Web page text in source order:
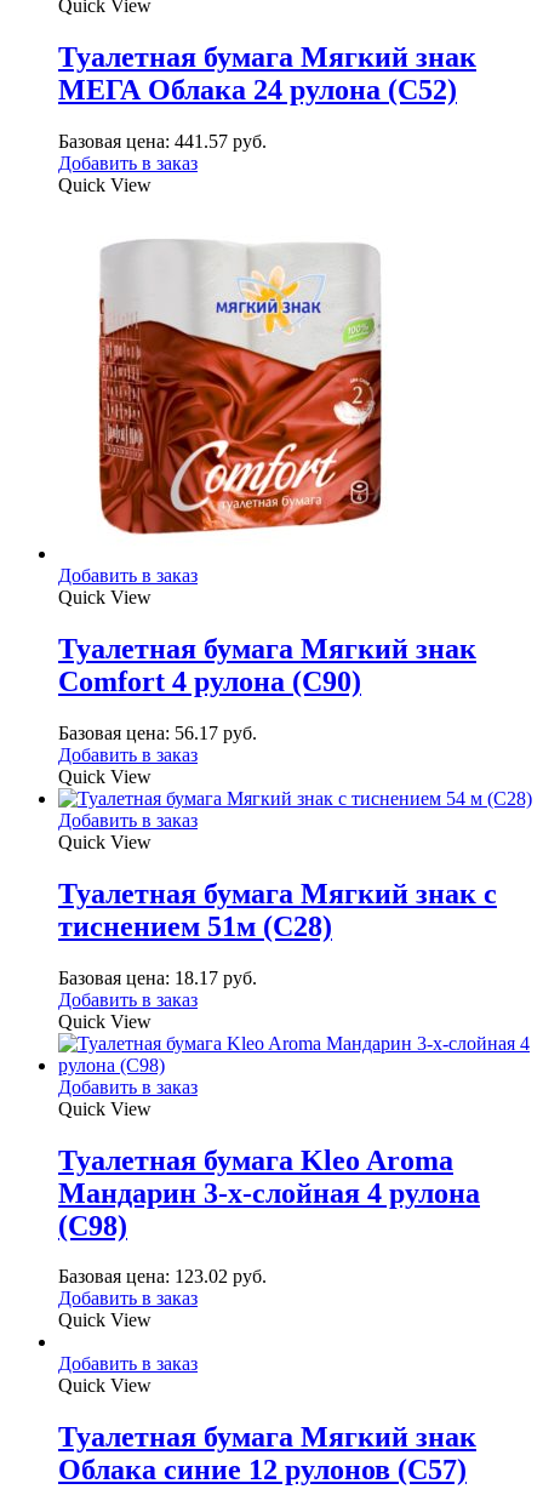
Quick View
Туалетная бумага Мягкий знак
МЕГА Облака 24 рулона (С52)
Базовая цена: 441.57 руб.
Добавить в заказ
Quick View
Добавить в заказ
Quick View
Туалетная бумага Мягкий знак
Comfort 4 рулона (С90)
Базовая цена: 56.17 руб.
Добавить в заказ
Quick View
Добавить в заказ
Quick View
Туалетная бумага Мягкий знак с
тиснением 51м (С28)
Базовая цена: 18.17 руб.
Добавить в заказ
Quick View
Добавить в заказ
Quick View
Туалетная бумага Kleo Aroma
Мандарин 3-х-слойная 4 рулона
(С98)
Базовая цена: 123.02 руб.
Добавить в заказ
Quick View
Добавить в заказ
Quick View
Туалетная бумага Мягкий знак
Облака синие 12 рулонов (С57)